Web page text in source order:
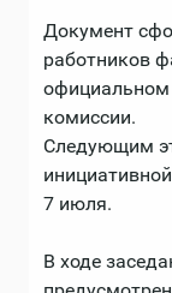
Документ
работников
официальном
комиссии.⠀ ⁣⁣⠀
⁣⁣Следующим
7 июля.
В ходе